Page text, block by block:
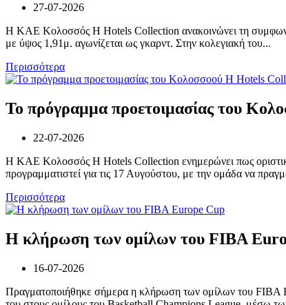
27-07-2026
Η ΚΑΕ Κολοσσός H Hotels Collection ανακοινώνει τη
με ύψος 1,91μ. αγωνίζεται ως γκαρντ. Στην κολεγιακή του...
Περισσότερα
Το πρόγραμμα προετοιμασίας του
22-07-2026
Η ΚΑΕ Κολοσσός H Hotels Collection ενημερώνει πως
προγραμματιστεί για τις 17 Αυγούστου, με την ομάδα να
Περισσότερα
Η κλήρωση των ομίλων του FIBA
16-07-2026
Πραγματοποιήθηκε σήμερα η κλήρωση των ομίλων του FIBA